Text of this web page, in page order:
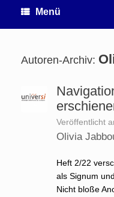
Menü
Autoren-Archiv:
Veröffentlicht
Olivia
Heft 2/22
als Signum
Nicht bloße